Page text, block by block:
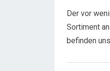
Der vor
Sortiment
befinden